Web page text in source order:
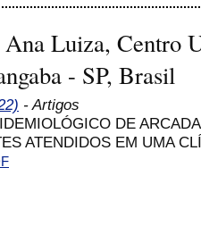
Luiza, Centro
- SP, Brasil
- Artigos
DE
ATENDIDOS EM UMA